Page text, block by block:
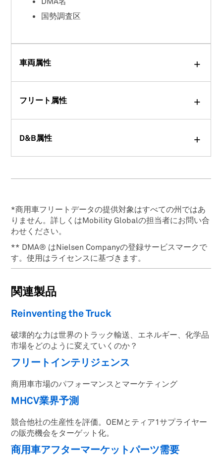
国勢調査区
車両属性
フリート属性
D&B属性
*商用車フリートデータの提供対象はすべての州ではあ
りません。詳しくはMobility Globalの担当者にお問い合
わせください。
** DMA® はNielsen Companyの登録サービスマークで
す。使用はライセンスに基づきます。
関連製品
Reinventing the Truck
破壊的な力は世界のトラック輸送、エネルギー、化学品
市場をどのように変えていくのか？
フリートインテリジェンス
商用車市場のパフォーマンスとマーケティング
MHCV業界予測
競合他社の生産性を評価。OEMとティア1サプライヤー
の販売機会をターゲット化。
商用車アフターマーケットパーツ需要